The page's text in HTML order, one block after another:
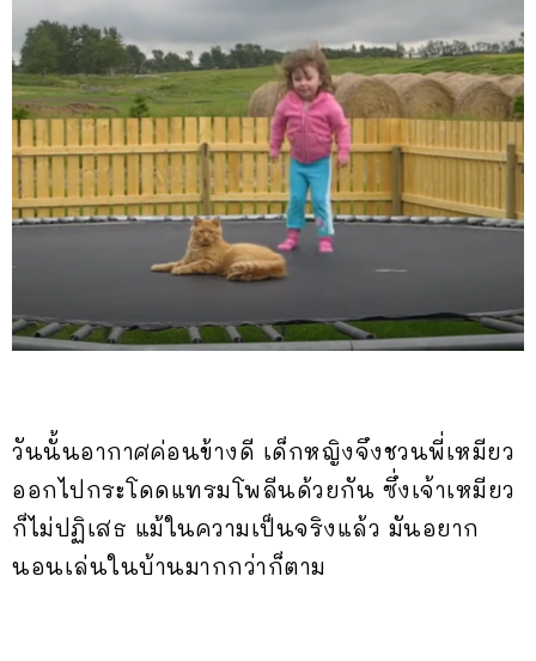
วันนั้นอากาศค่อนข้างดี เด็กหญิงจึงชวนพี่เหมียว
ออกไปกระโดดแทรมโพลีนด้วยกัน ซึ่งเจ้าเหมียว
ก็ไม่ปฏิเสธ แม้ในความเป็นจริงแล้ว มันอยาก
นอนเล่นในบ้านมากกว่าก็ตาม